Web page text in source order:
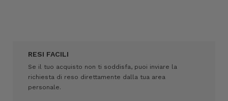
RESI FACILI
Se il tuo acquisto non ti soddisfa, puoi inviare la
richiesta di reso direttamente dalla tua area
personale.